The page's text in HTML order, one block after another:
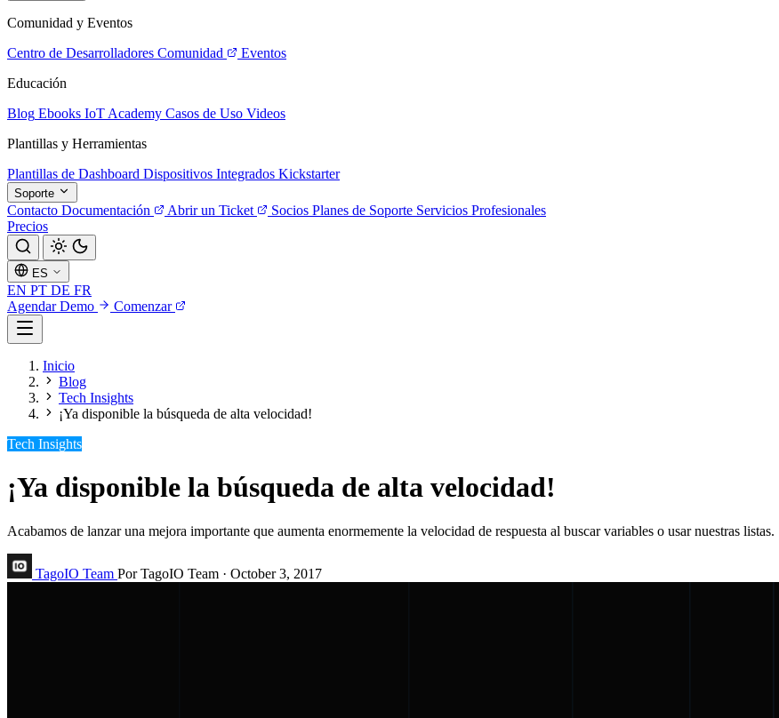
Comunidad y Eventos
Centro de Desarrolladores Comunidad
Eventos
Educación
Blog Ebooks IoT Academy Casos de Uso Videos
Plantillas y Herramientas
Plantillas de Dashboard Dispositivos Integrados Kickstarter
Soporte
Contacto Documentación Abrir un Ticket Socios Planes de Soporte Servicios Profesionales
Precios
ES
EN PT DE FR
Agendar Demo
Comenzar
Inicio
Blog
Tech Insights
¡Ya disponible la búsqueda de alta velocidad!
Tech Insights
¡Ya disponible la búsqueda de alta velocidad!
Acabamos de lanzar una mejora importante que aumenta enormemente la velocidad de respuesta al buscar variables o usar nuestras listas.
TagoIO Team Por TagoIO Team · October 3, 2017